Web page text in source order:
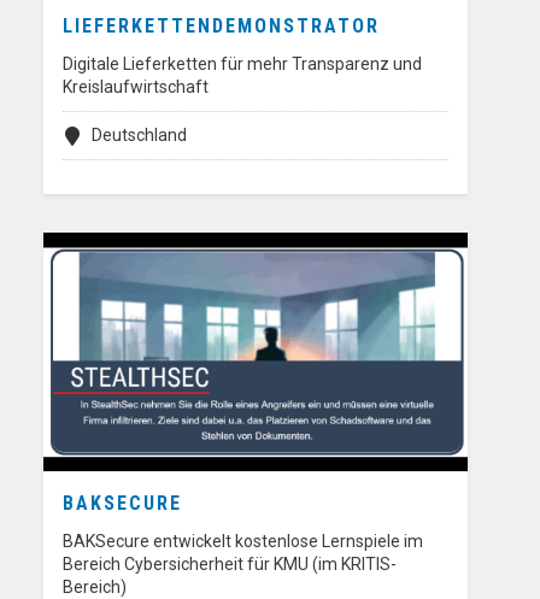
LIEFERKETTENDEMONSTRATOR
Digitale Lieferketten für mehr Transparenz und
Kreislaufwirtschaft
Deutschland
BAKSECURE
BAKSecure entwickelt kostenlose Lernspiele im
Bereich Cybersicherheit für KMU (im KRITIS-
Bereich)